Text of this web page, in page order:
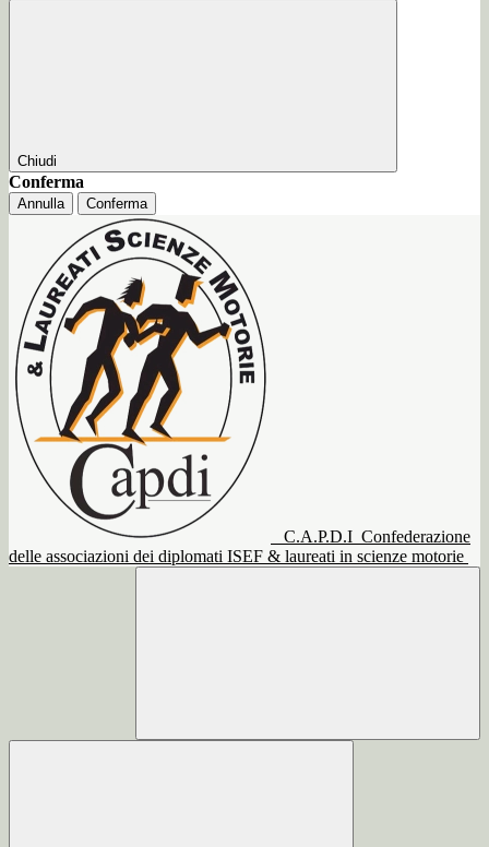
Chiudi
Conferma
Annulla Conferma
C.A.P.D.I Confederazione
delle associazioni dei diplomati ISEF & laureati in scienze motorie